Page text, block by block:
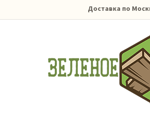
Доставка по